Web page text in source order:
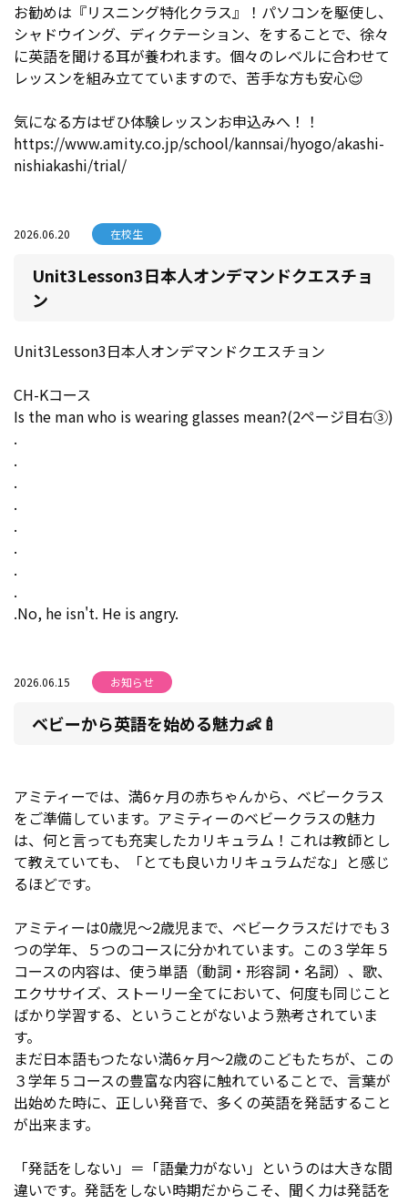
お勧めは『リスニング特化クラス』！パソコンを駆使し、
シャドウイング、ディクテーション、をすることで、徐々
に英語を聞ける耳が養われます。個々のレベルに合わせて
レッスンを組み立てていますので、苦手な方も安心😌
気になる方はぜひ体験レッスンお申込みへ！！
https://www.amity.co.jp/school/kannsai/hyogo/akashi-
nishiakashi/trial/
2026.06.20 在校生
Unit3Lesson3日本人オンデマンドクエスチョ
ン
Unit3Lesson3日本人オンデマンドクエスチョン
CH-Kコース
Is the man who is wearing glasses mean?(2ページ目右③)
.
.
.
.
.
.
.
.
.No, he isn't. He is angry.
2026.06.15 お知らせ
ベビーから英語を始める魅力👶🍼
アミティーでは、満6ヶ月の赤ちゃんから、ベビークラス
をご準備しています。アミティーのベビークラスの魅力
は、何と言っても充実したカリキュラム！これは教師とし
て教えていても、「とても良いカリキュラムだな」と感じ
るほどです。
アミティーは0歳児～2歳児まで、ベビークラスだけでも３
つの学年、５つのコースに分かれています。この３学年５
コースの内容は、使う単語（動詞・形容詞・名詞）、歌、
エクササイズ、ストーリー全てにおいて、何度も同じこと
ばかり学習する、ということがないよう熟考されていま
す。
まだ日本語もつたない満6ヶ月～2歳のこどもたちが、この
３学年５コースの豊富な内容に触れていることで、言葉が
出始めた時に、正しい発音で、多くの英語を発話すること
が出来ます。
「発話をしない」＝「語彙力がない」というのは大きな間
違いです。発話をしない時期だからこそ、聞く力は発話を